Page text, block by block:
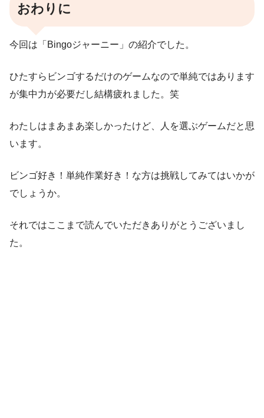
おわりに
今回は「Bingoジャーニー」の紹介でした。
ひたすらビンゴするだけのゲームなので単純ではあります
が集中力が必要だし結構疲れました。笑
わたしはまあまあ楽しかったけど、人を選ぶゲームだと思
います。
ビンゴ好き！単純作業好き！な方は挑戦してみてはいかが
でしょうか。
それではここまで読んでいただきありがとうございまし
た。